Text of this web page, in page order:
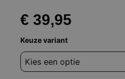
€ 39,95
Keuze variant
Afstandsbediening
Onkyo
rc-
868m